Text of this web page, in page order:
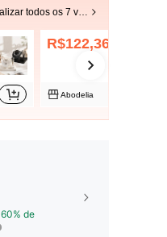
Visualizar todos os 7 vendedores
R$122,36
Abodelia
60% de